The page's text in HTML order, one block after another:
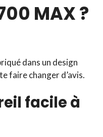
MAX ?
dans un design
faire changer d’avis.
facile à